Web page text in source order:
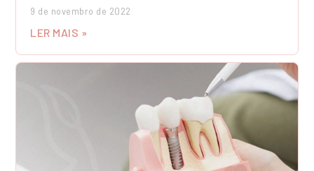
9 de novembro de 2022
LER MAIS »